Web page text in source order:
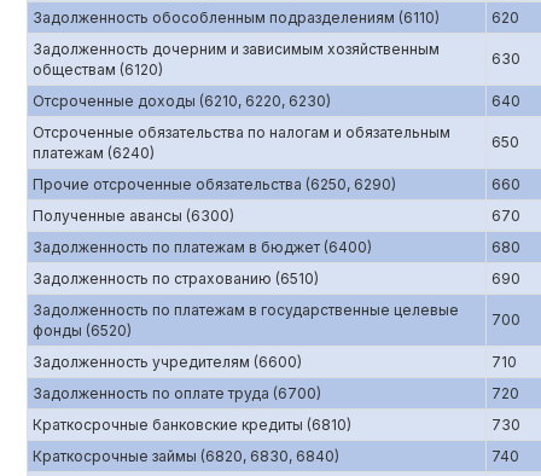
Задолженность обособленным подразделениям (6110)
620
Задолженность дочерним и зависимым хозяйственным
обществам (6120)
630
Отсроченные доходы (6210, 6220, 6230)
640
Отсроченные обязательства по налогам и обязательным
платежам (6240)
650
Прочие отсроченные обязательства (6250, 6290)
660
Полученные авансы (6300)
670
Задолженность по платежам в бюджет (6400)
680
Задолженность по страхованию (6510)
690
Задолженность по платежам в государственные целевые
фонды (6520)
700
Задолженность учредителям (6600)
710
Задолженность по оплате труда (6700)
720
Краткосрочные банковские кредиты (6810)
730
Краткосрочные займы (6820, 6830, 6840)
740